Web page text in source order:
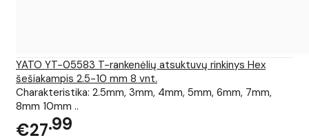
YATO YT-05583 T-rankenėlių atsuktuvų rinkinys Hex
šešiakampis 2.5-10 mm 8 vnt.
Charakteristika: 2.5mm, 3mm, 4mm, 5mm, 6mm, 7mm,
8mm 10mm ..
€27 99